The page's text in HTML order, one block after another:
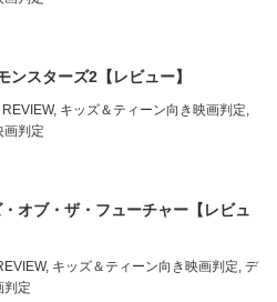
ンスターズ2【レビュー】
REVIEW, キッズ＆ティーン向き映画判定,
画判定
オブ・ザ・フューチャー【レビュ
, キッズ＆ティーン向き映画判定, デ
判定